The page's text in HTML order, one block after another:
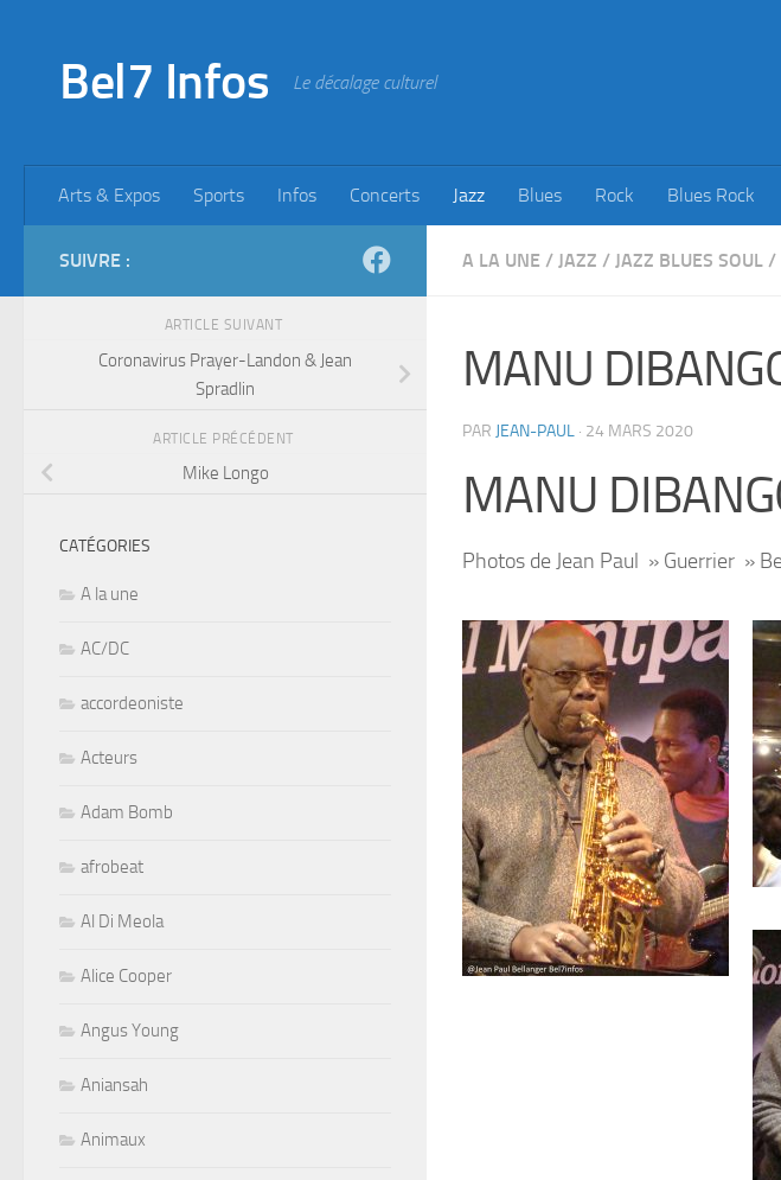
Bel7 Infos Le décalage culturel
Arts & Expos Sports Infos Concerts Jazz Blues Rock Blues Rock
A LA UNE / JAZZ / JAZZ BLUES SOUL /
MANU
PAR JEAN-PAUL · 24 MARS 2020
MANU
Photos de Jean Paul » Guerrier »
SUIVRE :
ARTICLE SUIVANT
Coronavirus Prayer-Landon & Jean
Spradlin
ARTICLE PRÉCÉDENT
Mike Longo
CATÉGORIES
A la une
AC/DC
accordeoniste
Acteurs
Adam Bomb
afrobeat
Al Di Meola
Alice Cooper
Angus Young
Aniansah
Animaux